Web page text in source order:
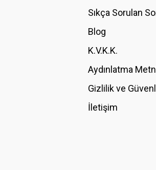
Ürün açıklamasında eksik bilgiler
Ürün fiyatı diğer sitelerden daha pahalı.
Bu ürüne benzer farklı alternatifler
Sıkça Sorulan
Blog
K.V.K.K.
Aydınlatma
Gizlilik ve
İletişim